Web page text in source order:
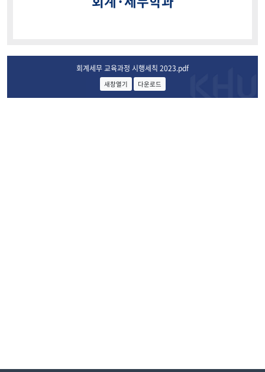
회계세무 교육과정 시행세칙 2023.pdf
새창열기 다운로드